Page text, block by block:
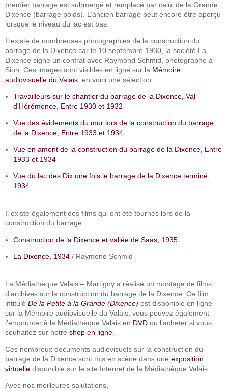
premier barrage est submergé et remplacé par celui de la Grande
Dixence (barrage poids). L’ancien barrage peut encore être aperçu
lorsque le niveau du lac est bas.
Il existe de nombreuses photographies de la construction du
barrage de la Dixence car le 10 septembre 1930, la société La
Dixence signe un contrat avec Raymond Schmid, photographe à
Sion. Ces images sont visibles en ligne sur la Mémoire
audiovisuelle du Valais , en voici une sélection :
Travailleurs sur le chantier du barrage de la Dixence, Val
d'Hérémence, Entre 1930 et 1932
Vue des évidements du mur lors de la construction du barrage
de la Dixence, Entre 1933 et 1934
Vue en amont de la construction du barrage de la Dixence, Entre
1933 et 1934
Vue du lac des Dix une fois le barrage de la Dixence terminé,
1934
Il existe également des films qui ont été tournés lors de la
construction du barrage :
Construction de la Dixence et vallée de Saas, 1935
La Dixence, 1934 / Raymond Schmid
La Médiathèque Valais – Martigny a réalisé un montage de films
d’archives sur la construction du barrage de la Dixence. Ce film
intitulé De la Petite à la Grande (Dixence) est disponible en ligne
sur la Mémoire audiovisuelle du Valais, vous pouvez également
l’emprunter à la Médiathèque Valais en DVD ou l’acheter si vous
souhaitez sur notre shop en ligne
Ces nombreux documents audiovisuels sur la construction du
barrage de la Dixence sont mis en scène dans une exposition
virtuelle disponible sur le site Internet de la Médiathèque Valais.
Avec nos meilleures salutations,